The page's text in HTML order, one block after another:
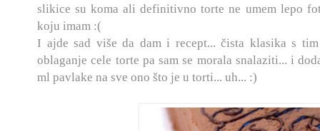
slikice su koma ali definitivno torte ne umem lepo
koju imam :(
I ajde sad više da dam i recept... čista klasika s
oblaganje cele torte pa sam se morala snalaziti... i
ml pavlake na sve ono što je u torti... uh... :)